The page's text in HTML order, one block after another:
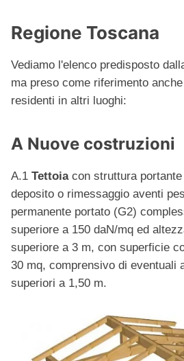
Regione Toscana
Vediamo l'elenco predisposto
ma preso come riferimento
residenti in altri luoghi:
A Nuove costruzioni
A.1 Tettoiacon struttura
deposito o rimessaggio aventi
permanente portato (G2)
superiore a 150 daN/mq ed
superiore a 3 m, con superficie
30 mq, comprensivo di eventuali
superiori a 1,50 m.